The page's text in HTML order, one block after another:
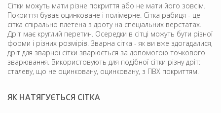
Сітки можуть мати різне покриття або не мати його зовсім.
Покриття буває оцинковане і полімерне. Сітка рабиця - це
сітка спірально плетена з дроту на спеціальних верстатах.
Дріт має круглий перетин. Осередки в сітці можуть бути різної
форми і різних розмірів. Зварна сітка - як ви вже здогадалися,
дріт для зварної сітки зварюється за допомогою точкового
зварювання. Використовують для подібної сітки різну дріт:
сталеву, що не оцинковану, оцинковану, з ПВХ покриттям.
ЯК НАТЯГУЄТЬСЯ СІТКА